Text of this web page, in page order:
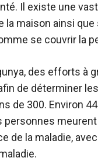
Il existe une
la maison ainsi
se couvrir la
des efforts à
de déterminer
de 300. Environ
de la maladie,